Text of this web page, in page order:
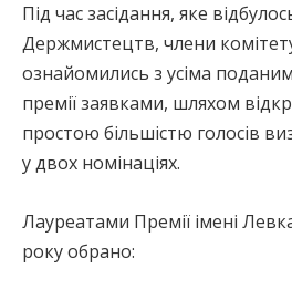
Під час засідання, яке
Держмистецтв, члени
ознайомились з усіма
премії заявками, шляхом
простою більшістю голосів
у двох номінаціях.
Лауреатами Премії імені
року обрано: